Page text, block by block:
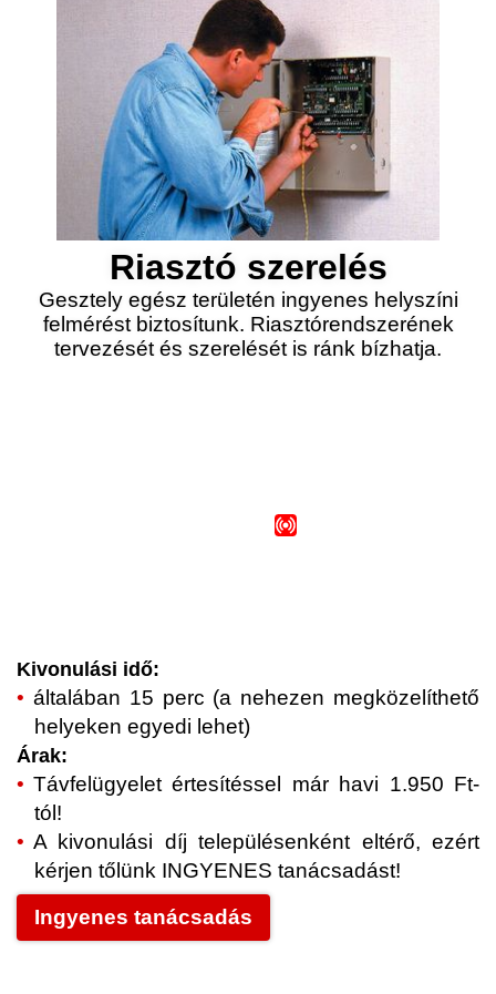
Riasztó szerelés
Gesztely egész területén ingyenes helyszíni
felmérést biztosítunk. Riasztórendszerének
tervezését és szerelését is ránk bízhatja.
Kivonulási idő:
általában 15 perc (a nehezen megközelíthető
helyeken egyedi lehet)
Árak:
Távfelügyelet értesítéssel már havi 1.950 Ft-
tól!
A kivonulási díj településenként eltérő, ezért
kérjen tőlünk INGYENES tanácsadást!
Ingyenes tanácsadás